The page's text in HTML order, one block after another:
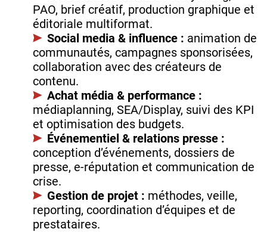
PAO, brief créatif, production graphique et
éditoriale multiformat.
Social media & influence : animation de
communautés, campagnes sponsorisées,
collaboration avec des créateurs de
contenu.
Achat média & performance :
médiaplanning, SEA/Display, suivi des KPI
et optimisation des budgets.
Événementiel & relations presse :
conception d’événements, dossiers de
presse, e‑réputation et communication de
crise.
Gestion de projet : méthodes, veille,
reporting, coordination d’équipes et de
prestataires.